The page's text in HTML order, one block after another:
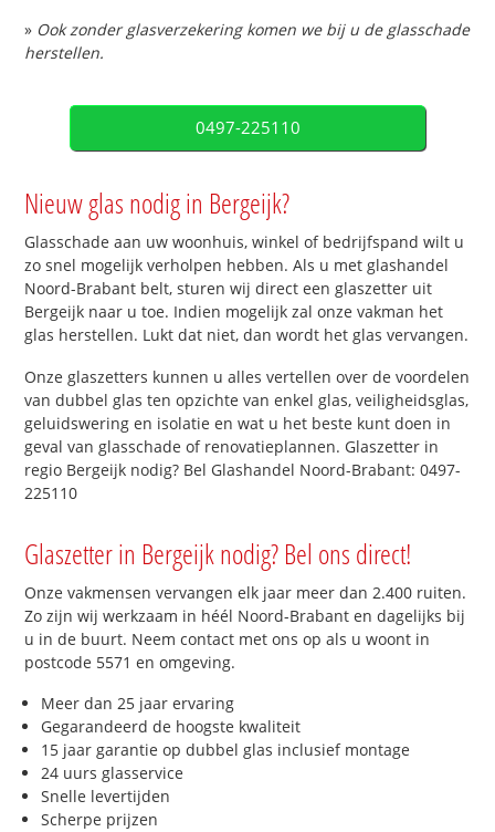
» Ook zonder glasverzekering komen we bij u de glasschade
herstellen.
0497-225110
Nieuw glas nodig in Bergeijk?
Glasschade aan uw woonhuis, winkel of bedrijfspand wilt u
zo snel mogelijk verholpen hebben. Als u met glashandel
Noord-Brabant belt, sturen wij direct een glaszetter uit
Bergeijk naar u toe. Indien mogelijk zal onze vakman het
glas herstellen. Lukt dat niet, dan wordt het glas vervangen.
Onze glaszetters kunnen u alles vertellen over de voordelen
van dubbel glas ten opzichte van enkel glas, veiligheidsglas,
geluidswering en isolatie en wat u het beste kunt doen in
geval van glasschade of renovatieplannen. Glaszetter in
regio Bergeijk nodig? Bel Glashandel Noord-Brabant: 0497-
225110
Glaszetter in Bergeijk nodig? Bel ons direct!
Onze vakmensen vervangen elk jaar meer dan 2.400 ruiten.
Zo zijn wij werkzaam in héél Noord-Brabant en dagelijks bij
u in de buurt. Neem contact met ons op als u woont in
postcode 5571 en omgeving.
Meer dan 25 jaar ervaring
Gegarandeerd de hoogste kwaliteit
15 jaar garantie op dubbel glas inclusief montage
24 uurs glasservice
Snelle levertijden
Scherpe prijzen